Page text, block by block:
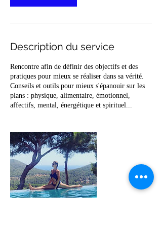
n
Description du service
Rencontre afin de définir des objectifs et des
pratiques pour mieux se réaliser dans sa vérité.
Conseils et outils pour mieux s'épanouir sur les
plans : physique, alimentaire, émotionnel,
affectifs, mental, énergétique et spirituel...